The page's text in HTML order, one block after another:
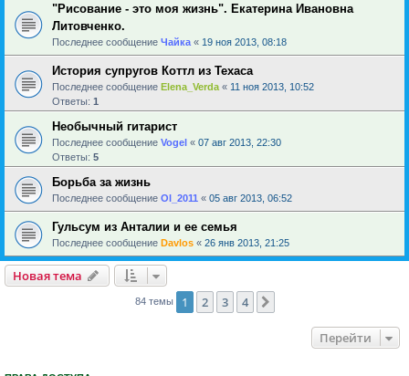
"Рисование - это моя жизнь". Екатерина Ивановна
Литовченко.
Последнее сообщение Чайка « 19 ноя 2013, 08:18
История супругов Коттл из Техаса
Последнее сообщение Elena_Verda « 11 ноя 2013, 10:52
Ответы: 1
Необычный гитарист
Последнее сообщение Vogel « 07 авг 2013, 22:30
Ответы: 5
Борьба за жизнь
Последнее сообщение Ol_2011 « 05 авг 2013, 06:52
Гульсум из Анталии и ее семья
Последнее сообщение Davlos « 26 янв 2013, 21:25
Новая тема
84 темы 1 2 3 4
Перейти